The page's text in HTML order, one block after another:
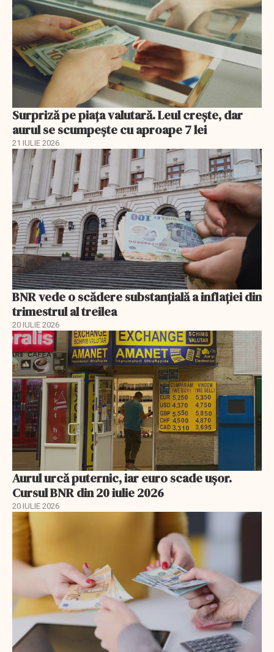
Surpriză pe piața valutară. Leul crește, dar
aurul se scumpește cu aproape 7 lei
21 IULIE 2026
BNR vede o scădere substanţială a inflaţiei din
trimestrul al treilea
20 IULIE 2026
Aurul urcă puternic, iar euro scade ușor.
Cursul BNR din 20 iulie 2026
20 IULIE 2026